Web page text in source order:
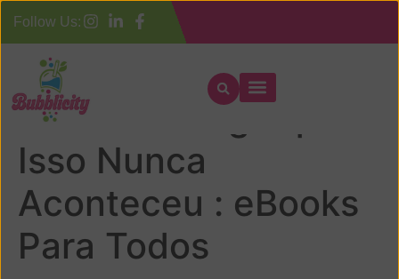
Follow Us:
É Melhor Fingir que
Isso Nunca
Aconteceu : eBooks
Para Todos